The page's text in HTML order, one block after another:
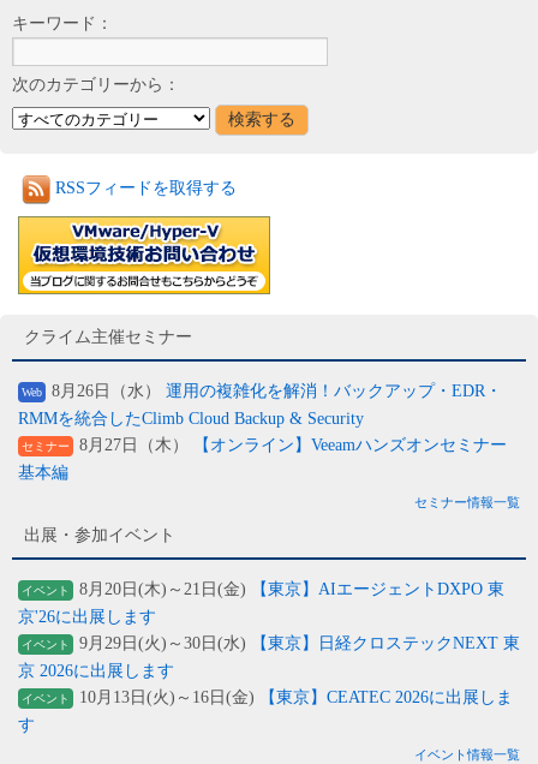
キーワード：
次のカテゴリーから：
RSSフィードを取得する
クライム主催セミナー
Web 8月26日（水） 運用の複雑化を解消！バックアップ・EDR・
RMMを統合したClimb Cloud Backup & Security
セミナー 8月27日（木）
【オンライン】Veeamハンズオンセミナー
基本編
セミナー情報一覧
出展・参加イベント
イベント 8月20日(木)～21日(金)
【東京】AIエージェントDXPO 東
京'26に出展します
イベント 9月29日(火)～30日(水)
【東京】日経クロステックNEXT 東
京 2026に出展します
イベント 10月13日(火)～16日(金)
【東京】CEATEC 2026に出展しま
す
イベント情報一覧